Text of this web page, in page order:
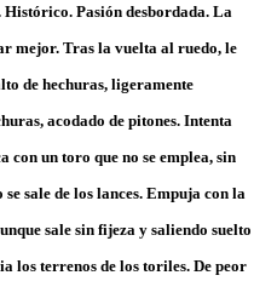
Histórico. Pasión desbordada. La
mejor. Tras la vuelta al ruedo, le
de hechuras, ligeramente
acodado de pitones. Intenta
un toro que no se emplea, sin
sale de los lances. Empuja con la
sale sin fijeza y saliendo suelto
los terrenos de los toriles. De peor